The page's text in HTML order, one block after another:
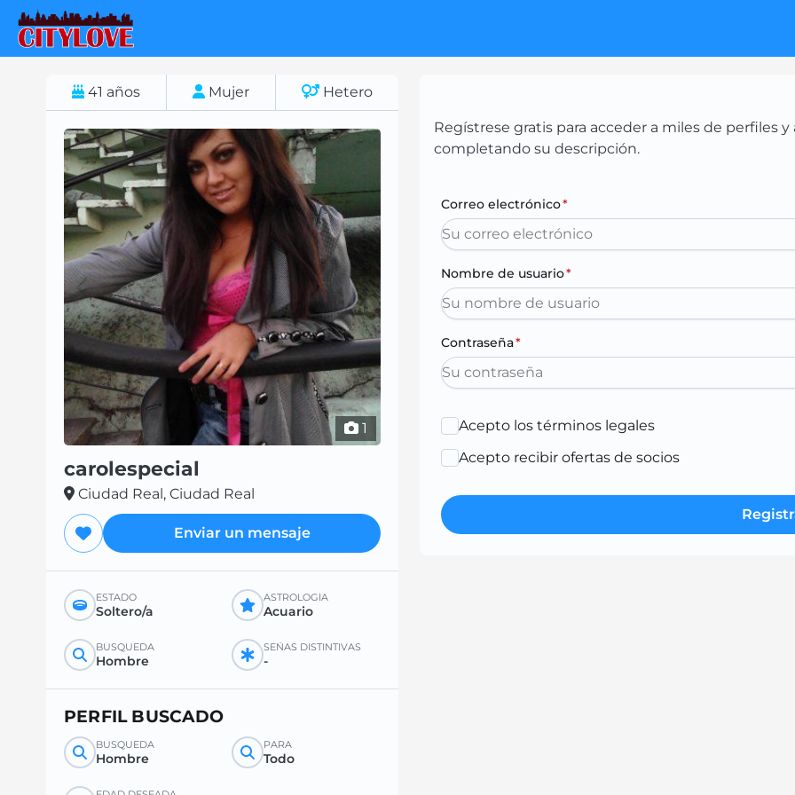
41 años Mujer Hetero
1
carolespecial
Ciudad Real, Ciudad Real
Enviar un mensaje
ESTADO
Soltero/a
ASTROLOGÍA
Acuario
BÚSQUEDA
Hombre
SEÑAS DISTINTIVAS
-
PERFIL BUSCADO
BÚSQUEDA
Hombre
PARA
Todo
Regístrese gratis para acceder a miles de perfiles
completando su descripción.
Correo electrónico*
Nombre de usuario*
Contraseña*
Acepto los términos legales
Acepto recibir ofertas de socios